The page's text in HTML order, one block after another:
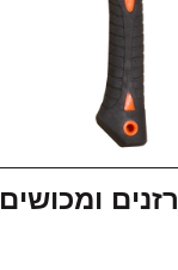
ומכושים